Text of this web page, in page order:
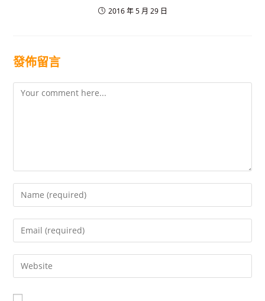
2016 年 5 月 29 日
發佈留言
Comment
your
username
to
comment
your
address
to
Enter
your